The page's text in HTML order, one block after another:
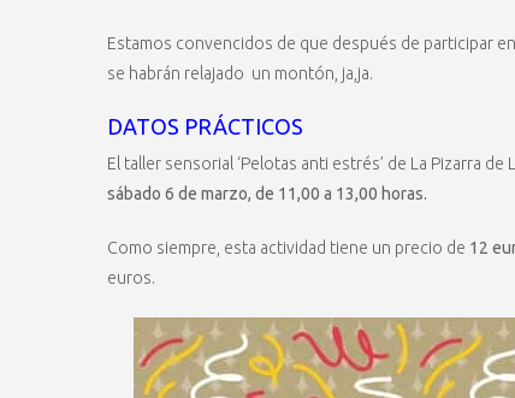
Estamos convencidos de que después de participar
se habrán relajado un montón, ja,ja.
DATOS PRÁCTICOS
El taller sensorial ‘Pelotas anti estrés’ de La Pizarra de
sábado 6 de marzo, de 11,00 a 13,00 horas.
Como siempre, esta actividad tiene un precio de 12
euros.